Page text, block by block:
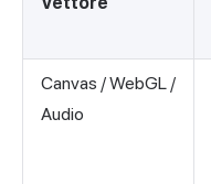
Canvas / WebGL /
Audio